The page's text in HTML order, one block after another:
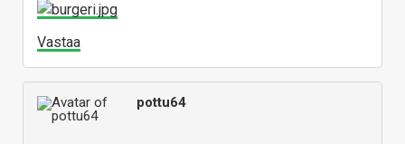
Vastaa
pottu64